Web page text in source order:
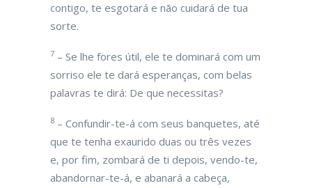
contigo, te esgotará e não cuidará de tua
sorte.
7 – Se lhe fores útil, ele te dominará com um
sorriso ele te dará esperanças, com belas
palavras te dirá: De que necessitas?
8 – Confundir-te-á com seus banquetes, até
que te tenha exaurido duas ou três vezes
e, por fim, zombará de ti depois, vendo-te,
abandornar-te-á, e abanará a cabeça,